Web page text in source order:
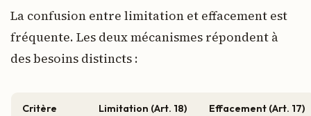
La confusion entre limitation et effacement est
fréquente. Les deux mécanismes répondent à
des besoins distincts :
Critère Limitation (Art. 18) Effacement (Art. 17)